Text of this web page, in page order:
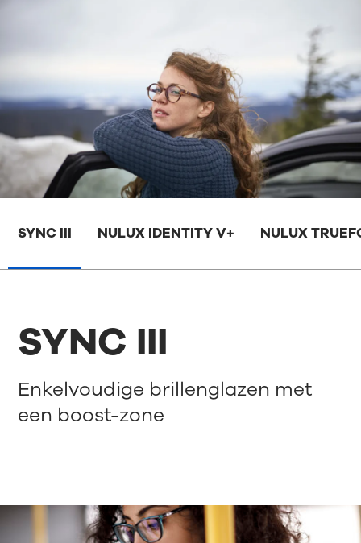
SYNC III NULUX IDENTITY V+ NULUX
SYNC III
Enkelvoudige brillenglazen met
een boost-zone